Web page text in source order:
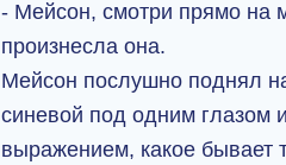
- Мейсон, смотри прямо на
произнесла она.
Мейсон послушно поднял
синевой под одним глазом
выражением, какое бывает